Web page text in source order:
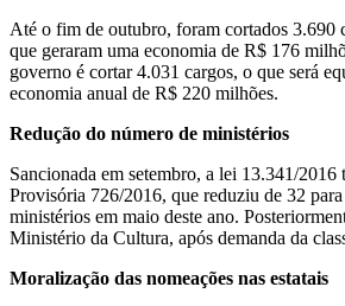
Até o fim de outubro, foram cortados 3.690
que geraram uma economia de R$ 176
governo é cortar 4.031 cargos, o que será
economia anual de R$ 220 milhões.
Redução do número de ministérios
Sancionada em setembro, a lei 13.341/
Provisória 726/2016, que reduziu de 32
ministérios em maio deste ano.
Ministério da Cultura, após demanda da
Moralização das nomeações nas estatais